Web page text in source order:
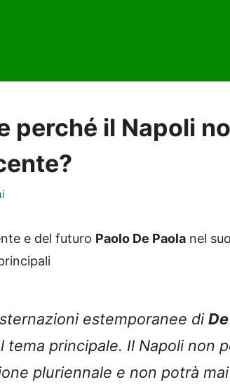
perché il Napoli
e del futuro Paolo De Paola nel
estemporanee di
tema principale. Il Napoli non
pluriennale e non potrà